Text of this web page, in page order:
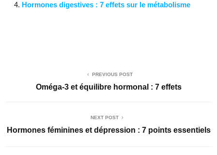
Hormones digestives : 7 effets sur le métabolisme
PREVIOUS POST
Oméga-3 et équilibre hormonal : 7 effets
NEXT POST
Hormones féminines et dépression : 7 points essentiels